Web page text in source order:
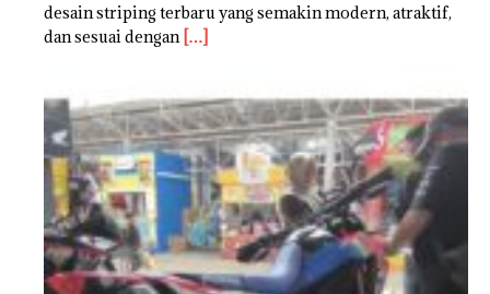
desain striping terbaru yang semakin modern, atraktif,
dan sesuai dengan […]